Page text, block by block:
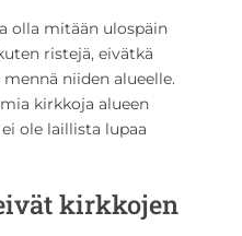
olla mitään ulospäin
ristejä, eivätkä
niiden alueelle.
kirkkoja alueen
ole laillista lupaa
kirkkojen